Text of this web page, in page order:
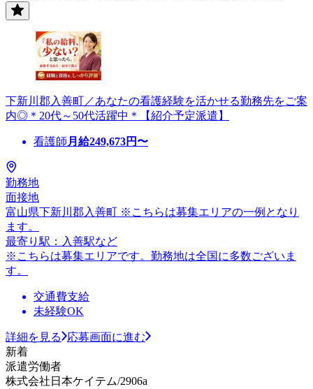
下新川郡入善町／あなたの看護経験を活かせる勤務先をご案
内◎＊20代～50代活躍中＊【紹介予定派遣】
看護師 月給249,673円〜
勤務地
面接地
富山県下新川郡入善町 ※こちらは募集エリアの一例となり
ます。
最寄り駅：入善駅など
※こちらは募集エリアです。勤務地は全国に多数ございま
す。
交通費支給
未経験OK
詳細を見る
応募画面に進む
新着
派遣労働者
株式会社日本ケイテム/2906a